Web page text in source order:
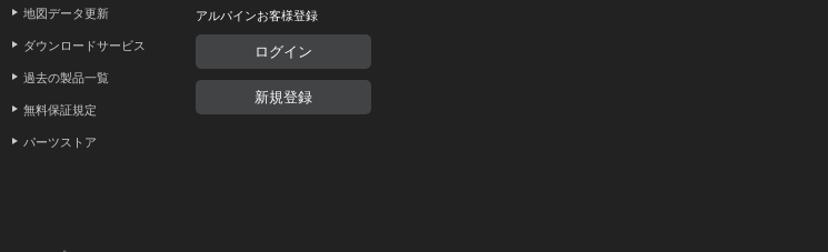
地図データ更新
ダウンロードサービス
過去の製品一覧
無料保証規定
パーツストア
アルパインお客様登録
ログイン
新規登録